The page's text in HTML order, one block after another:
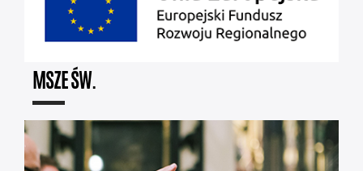
MSZE ŚW.